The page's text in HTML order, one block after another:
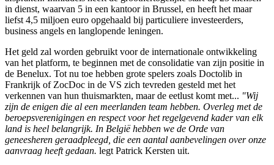
in dienst, waarvan 5 in een kantoor in Brussel, en heeft het maar
liefst 4,5 miljoen euro opgehaald bij particuliere investeerders,
business angels en langlopende leningen.
Het geld zal worden gebruikt voor de internationale ontwikkeling
van het platform, te beginnen met de consolidatie van zijn positie in
de Benelux. Tot nu toe hebben grote spelers zoals Doctolib in
Frankrijk of ZocDoc in de VS zich tevreden gesteld met het
verkennen van hun thuismarkten, maar de eetlust komt met... "Wij
zijn de enigen die al een meerlanden team hebben. Overleg met de
beroepsverenigingen en respect voor het regelgevend kader van elk
land is heel belangrijk. In België hebben we de Orde van
geneesheren geraadpleegd, die een aantal aanbevelingen over onze
aanvraag heeft gedaan. legt Patrick Kersten uit.